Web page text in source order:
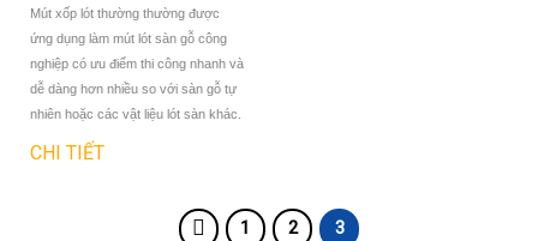
Mút xốp lót thườngthường được
ứng dụng làm mút lót sàn gỗ công
nghiệp có ưu điểm thi công nhanh và
dễ dàng hơn nhiều so với sàn gỗ tự
nhiên hoặc các vật liệu lót sàn khác.
CHI TIẾT
1 2 3